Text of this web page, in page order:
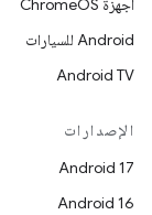
أجهزة ChromeOS
Android للسيارات
Android TV
الإصدارات
Android 17
Android 16